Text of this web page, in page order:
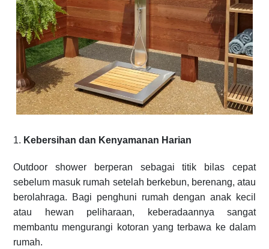
1. Kebersihan dan Kenyamanan Harian
Outdoor shower berperan sebagai titik bilas cepat
sebelum masuk rumah setelah berkebun, berenang, atau
berolahraga. Bagi penghuni rumah dengan anak kecil
atau hewan peliharaan, keberadaannya sangat
membantu mengurangi kotoran yang terbawa ke dalam
rumah.